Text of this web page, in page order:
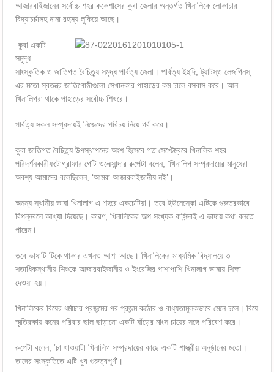
আজারবাইজানের সর্বোচ্চ শহর ককেশাসের কুবা জেলার অন্তর্গত খিনালিকে লোকাচার
বিদ্যাচর্চাসহ নানা রহস্য লুকিয়ে আছে।
কুবা একটি
সমৃদ্ধ
সাংস্কৃতিক ও জাতিগত বৈচিত্র্য সমৃদ্ধ পার্বত্য জেলা। পার্বত্য ইহুদি, ট্যাটস্‌ও লেজগিনস্
এর মতো স্বতন্ত্র জাতিগোষ্ঠীগুলো সেখানকার পাহাড়ের কম ঢালে বসবাস করে। আন
খিনালিগরা থাকে পাহাড়ের সর্বোচ্চ শিখরে।
পার্বত্য সকল সম্প্রদায়ই নিজেদের পরিচয় নিয়ে গর্ব করে।
কুবা জাতিগত বৈচিত্র্য উপস্থাপনের অংশ হিসেবে গত সেপ্টেম্বরে খিনালিক শহর
পরিদর্শনকারীফটোগ্রাফার গেটি ওলেক্সান্দার রুপেটা বলেন, ‘খিনালিগ সম্প্রদায়ের মানুষেরা
অবশ্য আমাদের বলেছিলেন, ‘আমরা আজারবাইজানীয় নই’।
অনন্য স্থানীয় ভাষা খিনালাগ এ শহরে একচেটিয়া। তবে ইউনেস্কো এটিকে গুরুতরভাবে
বিপন্নবলে আখ্যা দিয়েছে। কারণ, খিনালিকের অল্প সংখ্যক বাসিন্দাই এ ভাষায় কথা বলতে
পারেন।
তবে ভাষাটি টিকে থাকার এখনও আশা আছে। খিনালিকের মাধ্যমিক বিদ্যালয়ে ৩
শতাধিকস্থানীয় শিশুকে আজারবাইজানীয় ও ইংরেজির পাশাপাশি খিনালাগ ভাষায় শিক্ষা
দেওয়া হয়।
খিনালিকের বিয়ের ধর্মাচার প্রজন্মের পর প্রজন্ম কঠোর ও বাধ্যতামূলকভাবে মেনে চলে। বিয়ে
স্মৃতিরক্ষায় কনের পরিবার ছাল ছাড়ানো একটি ষাঁড়ের মাংস চায়ের সঙ্গে পরিবেশ করে।
রুপেটা বলেন, ‘চা খাওয়াটা খিনালিগ সম্প্রদায়ের কাছে একটি শাস্ত্রীয় অনুষ্ঠানের মতো।
তাদের সংস্কৃতিতে এটি খুব গুরুত্বপূর্ণ’।